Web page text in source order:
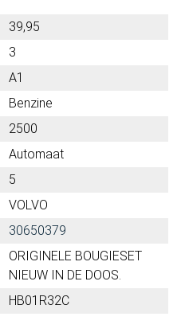
39,95
3
A1
Benzine
2500
Automaat
5
VOLVO
30650379
ORIGINELE BOUGIESET
NIEUW IN DE DOOS.
HB01R32C